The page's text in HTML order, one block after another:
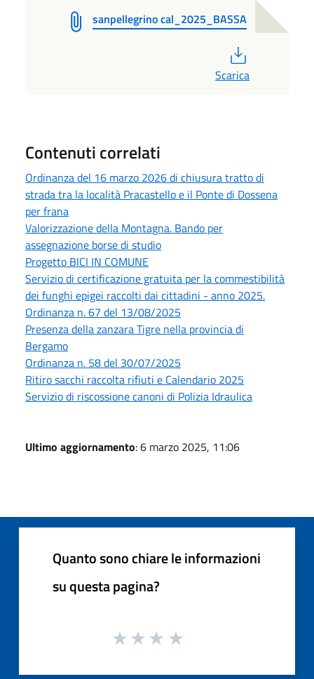
sanpellegrino cal_2025_BASSA
Scarica
Contenuti correlati
Ordinanza del 16 marzo 2026 di chiusura tratto di
strada tra la località Pracastello e il Ponte di Dossena
per frana
Valorizzazione della Montagna. Bando per
assegnazione borse di studio
Progetto BICI IN COMUNE
Servizio di certificazione gratuita per la commestibilità
dei funghi epigei raccolti dai cittadini - anno 2025.
Ordinanza n. 67 del 13/08/2025
Presenza della zanzara Tigre nella provincia di
Bergamo
Ordinanza n. 58 del 30/07/2025
Ritiro sacchi raccolta rifiuti e Calendario 2025
Servizio di riscossione canoni di Polizia Idraulica
Ultimo aggiornamento: 6 marzo 2025, 11:06
Quanto sono chiare le informazioni
su questa pagina?